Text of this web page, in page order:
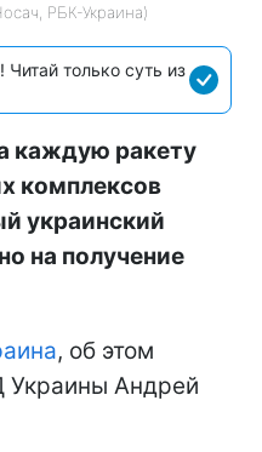
РБК-Украина)
только суть из
каждую ракету
комплексов
украинский
на получение
, об этом
Украины Андрей